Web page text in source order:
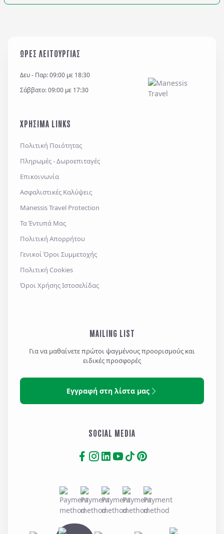
ΩΡΕΣ ΛΕΙΤΟΥΡΓΙΑΣ
Δευ - Παρ: 09:00 με 18:30
Σάββατο: 09:00 με 17:30
ΧΡΗΣΙΜΑ LINKS
Πολιτική Ποιότητας
Πληρωμές - Δωροεπιταγές
Επικοινωνία
Ασφαλιστικές Καλύψεις
Manessis Travel Protection
Τα Έντυπά Μας
Πολιτική Απορρήτου
Γενικοί Όροι Συμμετοχής
Πολιτική Cookies
Όροι Χρήσης Ιστοσελίδας
MAILING LIST
Για να μαθαίνετε πρώτοι ψαγμένους προορισμούς και
ειδικές προσφορές
Εγγραφή στη λίστα μας
SOCIAL MEDIA